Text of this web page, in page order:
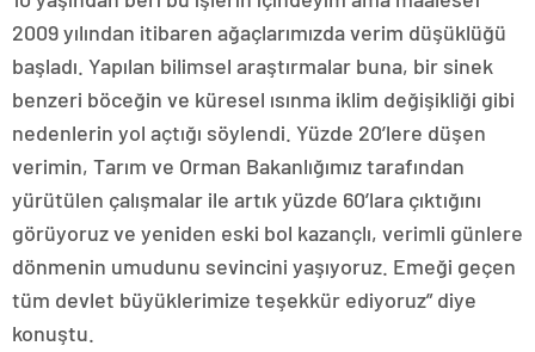
2009 yılından itibaren ağaçlarımızda verim düşüklüğü
başladı. Yapılan bilimsel araştırmalar buna, bir sinek
benzeri böceğin ve küresel ısınma iklim değişikliği gibi
nedenlerin yol açtığı söylendi. Yüzde 20’lere düşen
verimin, Tarım ve Orman Bakanlığımız tarafından
yürütülen çalışmalar ile artık yüzde 60’lara çıktığını
görüyoruz ve yeniden eski bol kazançlı, verimli günlere
dönmenin umudunu sevincini yaşıyoruz. Emeği geçen
tüm devlet büyüklerimize teşekkür ediyoruz” diye
konuştu.